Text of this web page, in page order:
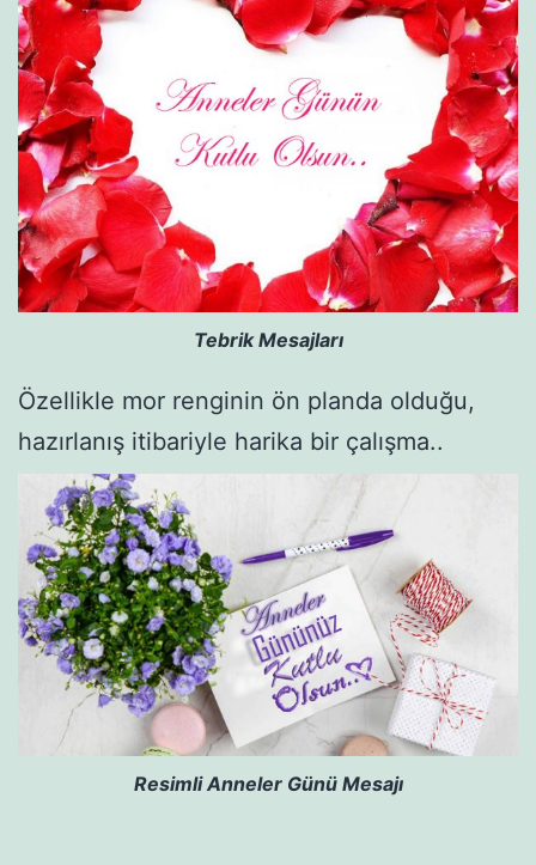
Tebrik Mesajları
Özellikle mor renginin ön planda olduğu,
hazırlanış itibariyle harika bir çalışma..
Resimli Anneler Günü Mesajı